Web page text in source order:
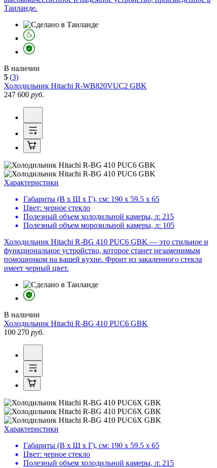
Таиланде.
В наличии
5 (3)
Холодильник Hitachi R-WB820VUC2 GBK
247 600 руб.
Характеристики
Габариты (В х Ш х Г), см: 190 х 59.5 х 65
Цвет: черное стекло
Полезный объем холодильной камеры, л: 215
Полезный объем морозильной камеры, л: 105
Холодильник Hitachi R-BG 410 PUC6 GBK — это стильное и
функциональное устройство, которое станет незаменимым
помощником на вашей кухне. Фронт из закаленного стекла
имеет черный цвет.
В наличии
Холодильник Hitachi R-BG 410 PUC6 GBK
100 270 руб.
Характеристики
Габариты (В х Ш х Г), см: 190 х 59.5 х 65
Цвет: черное стекло
Полезный объем холодильной камеры, л: 215